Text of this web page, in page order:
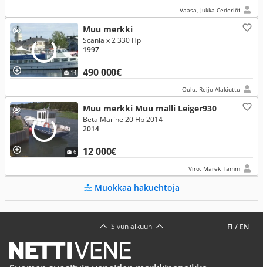
Vaasa, Jukka Cederlöf
14
Muu merkki
490 000€
Scania x 2 330 Hp
1997
Oulu, Reijo Alakiuttu
6
Muu merkki Muu malli Leiger930
12 000€
Beta Marine 20 Hp 2014
2014
Viro, Marek Tamm
Muokkaa hakuehtoja
FI / EN
Sivun alkuun